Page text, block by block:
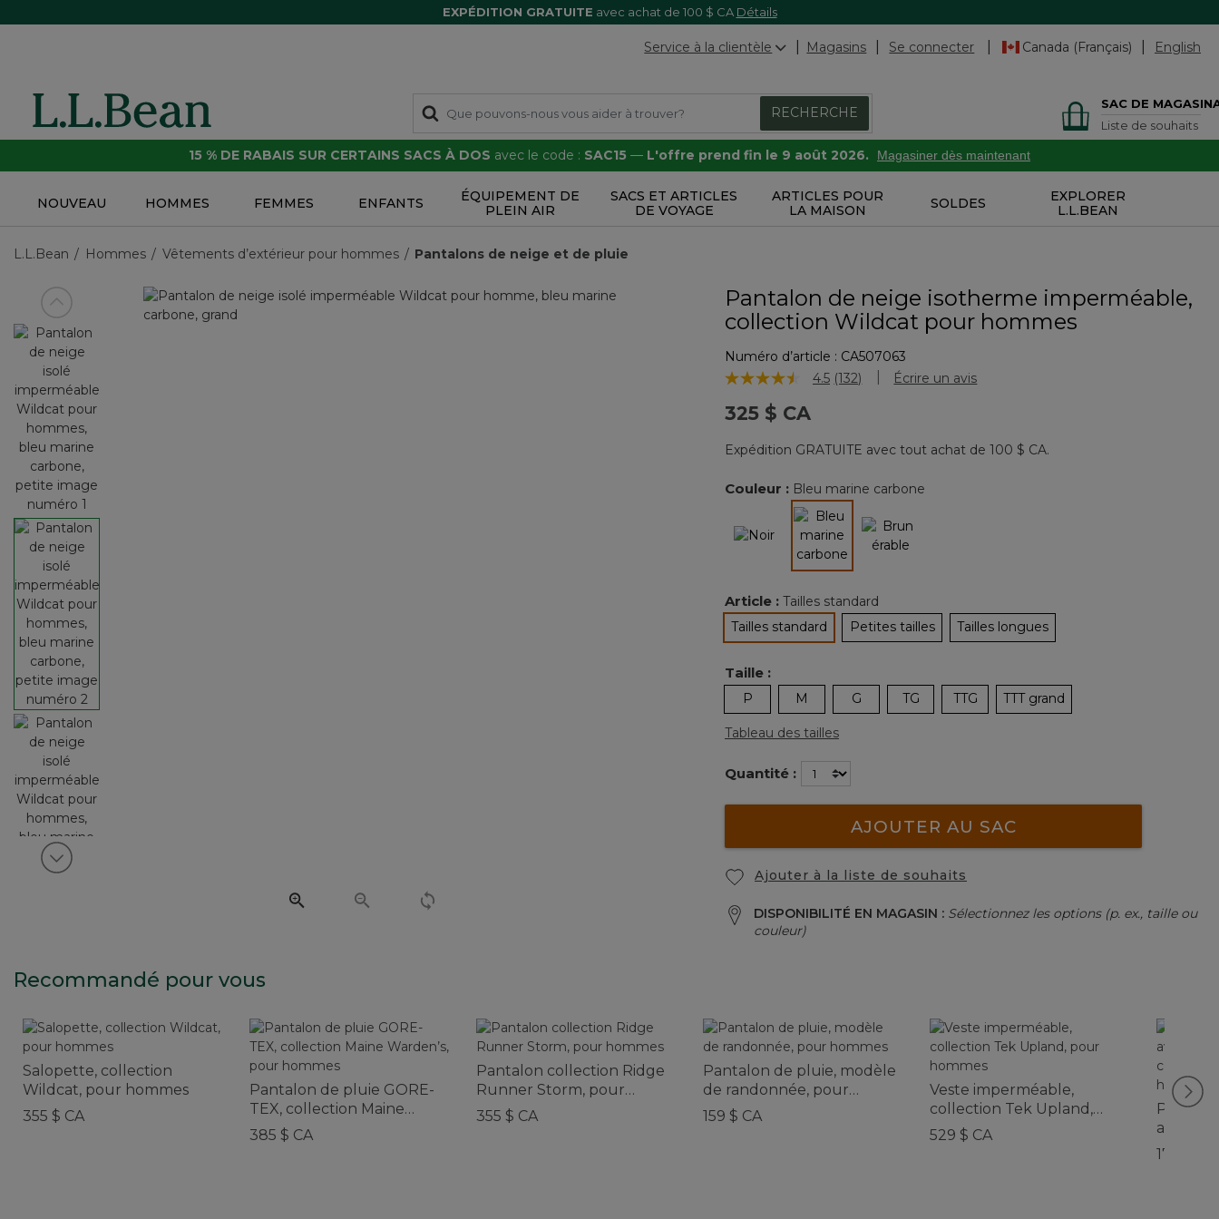
EXPÉDITION GRATUITE avec achat de 100 $ CA Détails
Service à la clientèle Magasins Se connecter Canada (Français) English
RECHERCHE
SAC DE
Liste de souhaits
15 % DE RABAIS SUR CERTAINS SACS À DOS avec le code : SAC15 — L'offre prend fin le 9 août 2026. Magasiner dès maintenant
NOUVEAU HOMMES FEMMES ENFANTS
ÉQUIPEMENT DE
PLEIN AIR
SACS ET ARTICLES
DE VOYAGE
ARTICLES POUR
LA MAISON
SOLDES
EXPLORER
L.L.BEAN
L.L.Bean Hommes Vêtements d’extérieur pour hommes Pantalons de neige et de pluie
Voir article précédent
Voir article suivant
Pantalon de neige isotherme imperméable,
collection Wildcat pour hommes
Numéro d’article : CA507063
3,7 sur 5 Évaluation des clients
4.5 Lire
Lien
vers
même
page.
(132) Écrire un avis
325 $ CA
Expédition GRATUITE avec tout achat de 100 $ CA.
Couleur : Bleu marine carbone
sélectionné
Article : Tailles standard
Tailles standard
sélectionné
Petites tailles Tailles longues
Taille :
P M G TG TTG TTT grand
Tableau des tailles
Quantité :
AJOUTER AU SAC
Ajouter à la liste de souhaits
DISPONIBILITÉ EN MAGASIN : Sélectionnez les options (p. ex., taille ou
couleur)
Recommandé pour vous
Salopette, collection
Wildcat, pour hommes
355 $ CA
Pantalon de pluie GORE-
TEX, collection Maine
Warden’s, pour hommes
385 $ CA
Pantalon collection Ridge
Runner Storm, pour
hommes
355 $ CA
Pantalon de pluie, modèle
de randonnée, pour
hommes
159 $ CA
Veste imperméable,
collection Tek Upland,
pour hommes
529 $ CA
avec
179 $ CA